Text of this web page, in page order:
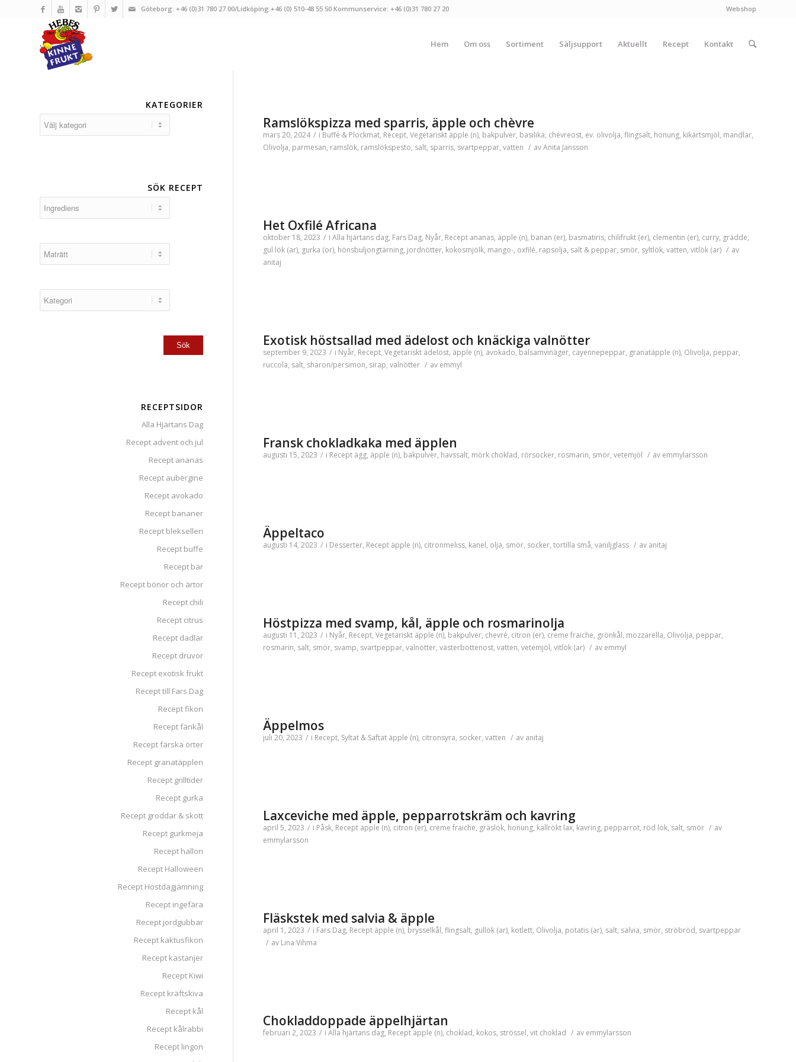
Webshop
Göteborg: +46 (0)31 780 27 00/Lidköping:+46 (0) 510-48 55 50 Kommunservice: +46 (0)31 780 27 20
Hem Om oss Sortiment Säljsupport Aktuellt Recept Kontakt
Ramslökspizza med sparris, äpple och chèvre
mars 20, 2024 / i Buffé & Plockmat, Recept, Vegetariskt äpple (n), bakpulver, basilika, chévreost, ev. olivolja, flingsalt, honung, kikärtsmjöl, mandlar,
Olivolja, parmesan, ramslök, ramslökspesto, salt, sparris, svartpeppar, vatten / avAnita Jansson
Het Oxfilé Africana
oktober 18, 2023 / i Alla hjärtans dag, Fars Dag, Nyår, Recept ananas, äpple (n), banan (er), basmatiris, chilifrukt (er), clementin (er), curry, grädde,
gul lök (ar), gurka (or), hönsbuljongtärning, jordnötter, kokosmjölk, mango-, oxfilé, rapsolja, salt & peppar, smör, syltlök, vatten, vitlök (ar) / av
anitaj
Exotisk höstsallad med ädelost och knäckiga valnötter
september 9, 2023 / i Nyår, Recept, Vegetariskt ädelost, äpple (n), avokado, balsamvinäger, cayennepeppar, granatäpple (n), Olivolja, peppar,
ruccola, salt, sharon/persimon, sirap, valnötter / av emmyl
Fransk chokladkaka med äpplen
augusti 15, 2023 / i Recept ägg, äpple (n), bakpulver, havssalt, mörk choklad, rörsocker, rosmarin, smör, vetemjöl / av emmylarsson
Äppeltaco
augusti 14, 2023 / i Desserter, Recept äpple (n), citronmeliss, kanel, olja, smör, socker, tortilla små, vaniljglass / av anitaj
Höstpizza med svamp, kål, äpple och rosmarinolja
augusti 11, 2023 / i Nyår, Recept, Vegetariskt äpple (n), bakpulver, chevré, citron (er), creme fraiche, grönkål, mozzarella, Olivolja, peppar,
rosmarin, salt, smör, svamp, svartpeppar, valnötter, västerbottenost, vatten, vetemjöl, vitlök (ar) / av emmyl
Äppelmos
juli 20, 2023 / i Recept, Syltat & Saftat äpple (n), citronsyra, socker, vatten / av anitaj
Laxceviche med äpple, pepparrotskräm och kavring
april 5, 2023 / i Påsk, Recept äpple (n), citron (er), creme fraiche, gräslök, honung, kallrökt lax, kavring, pepparrot, röd lök, salt, smör / av
emmylarsson
Fläskstek med salvia & äpple
april 1, 2023 / i Fars Dag, Recept äpple (n), brysselkål, flingsalt, gullök (ar), kotlett, Olivolja, potatis (ar), salt, salvia, smör, ströbröd, svartpeppar
/ av Lina Vihma
Chokladdoppade äppelhjärtan
februari 2, 2023 / i Alla hjärtans dag, Recept äpple (n), choklad, kokos, strössel, vit choklad / av emmylarsson
KATEGORIER
SÖK RECEPT
RECEPTSIDOR
Alla Hjärtans Dag
Recept advent och jul
Recept ananas
Recept aubergine
Recept avokado
Recept bananer
Recept blekselleri
Recept buffe
Recept bär
Recept bönor och ärtor
Recept chili
Recept citrus
Recept dadlar
Recept druvor
Recept exotisk frukt
Recept till Fars Dag
Recept fikon
Recept fänkål
Recept färska örter
Recept granatäpplen
Recept grilltider
Recept gurka
Recept groddar & skott
Recept gurkmeja
Recept hallon
Recept Halloween
Recept Höstdagjämning
Recept ingefära
Recept jordgubbar
Recept kaktusfikon
Recept kastanjer
Recept Kiwi
Recept kräftskiva
Recept kål
Recept kålrabbi
Recept lingon